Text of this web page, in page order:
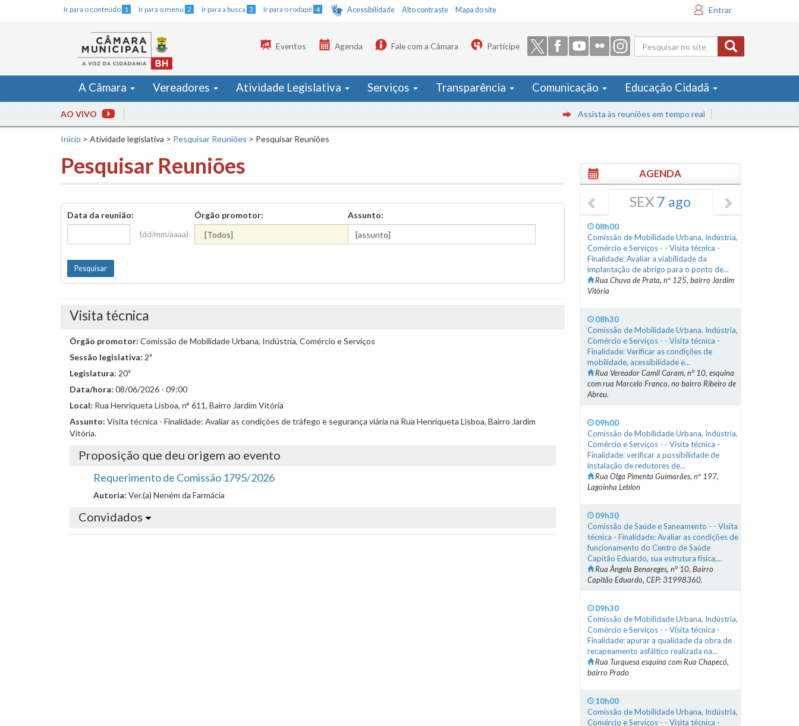
Ir para o conteúdo 1 Ir para o menu 2 Ir para a busca 3 Ir para o rodapé 4 Acessibilidade Alto contraste Mapa do site Entrar
Formulário
de busca
Eventos Agenda Fale com a Câmara Participe
A Câmara Vereadores Atividade Legislativa Serviços Transparência Comunicação Educação Cidadã
AO VIVO Assista às reuniões em tempo real
Início > Atividade legislativa > Pesquisar Reuniões > Pesquisar Reuniões
Pesquisar Reuniões
Data da reunião:
(dd/mm/aaaa)
Órgão promotor: Assunto:
Visita técnica
Órgão promotor: Comissão de Mobilidade Urbana, Indústria, Comércio e Serviços
Sessão legislativa: 2ª
Legislatura: 20ª
Data/hora: 08/06/2026 - 09:00
Local: Rua Henriqueta Lisboa, n° 611, Bairro Jardim Vitória
Assunto: Visita técnica - Finalidade: Avaliar as condições de tráfego e segurança viária na Rua Henriqueta Lisboa, Bairro Jardim
Vitória.
Proposição que deu origem ao evento
Requerimento de Comissão 1795/2026
Autoria: Ver.(a) Neném da Farmácia
Convidados
AGENDA
SEX 7 ago
08h00
Comissão de Mobilidade Urbana, Indústria,
Comércio e Serviços - - Visita técnica -
Finalidade: Avaliar a viabilidade da
implantação de abrigo para o ponto de...
Rua Chuva de Prata, nº 125, bairro Jardim
Vitória
08h30
Comissão de Mobilidade Urbana, Indústria,
Comércio e Serviços - - Visita técnica -
Finalidade: Verificar as condições de
mobilidade, acessibilidade e...
Rua Vereador Camil Caram, n° 10, esquina
com rua Marcelo Franco, no bairro Ribeiro de
Abreu.
09h00
Comissão de Mobilidade Urbana, Indústria,
Comércio e Serviços - - Visita técnica -
Finalidade: verificar a possibilidade de
instalação de redutores de...
Rua Olga Pimenta Guimarães, nº 197,
Lagoinha Leblon
09h30
Comissão de Saúde e Saneamento - - Visita
técnica - Finalidade: Avaliar as condições de
funcionamento do Centro de Saúde
Capitão Eduardo, sua estrutura física,...
Rua Ângela Benareges, n° 10, Bairro
Capitão Eduardo, CEP: 31998360.
09h30
Comissão de Mobilidade Urbana, Indústria,
Comércio e Serviços - - Visita técnica -
Finalidade: apurar a qualidade da obra de
recapeamento asfáltico realizada na...
Rua Turquesa esquina com Rua Chapecó,
bairro Prado
10h00
Comissão de Mobilidade Urbana, Indústria,
Comércio e Serviços - - Visita técnica -